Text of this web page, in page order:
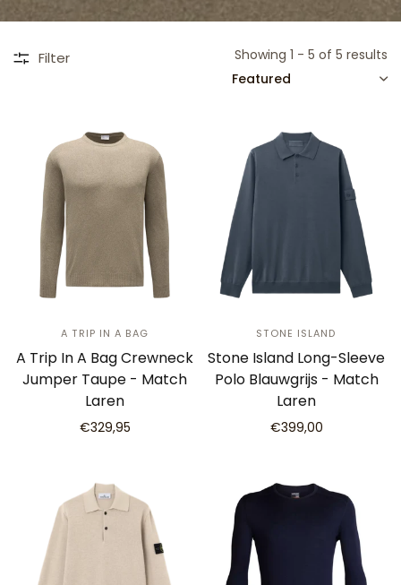
Filter Showing 1 - 5 of 5 results
A TRIP IN A BAG
A Trip In A Bag Crewneck
Jumper Taupe - Match
Laren
€329,95
STONE ISLAND
Stone Island Long-Sleeve
Polo Blauwgrijs - Match
Laren
€399,00